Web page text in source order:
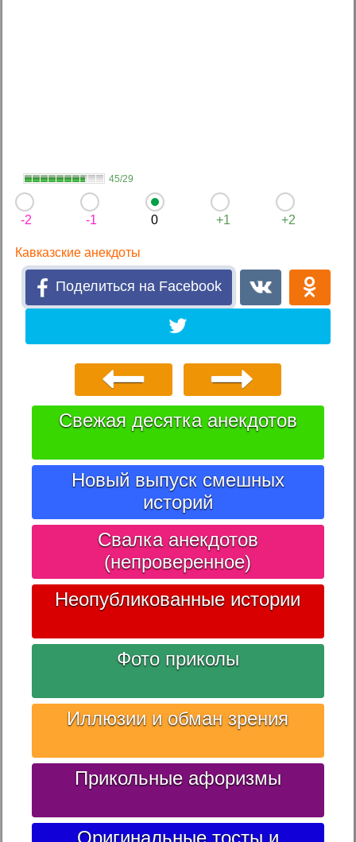
45/29
-2 -1 0 +1 +2
Кавказские анекдоты
Поделиться на Facebook
Свежая десятка анекдотов
Новый выпуск смешных
историй
Свалка анекдотов
(непроверенное)
Неопубликованные истории
Фото приколы
Иллюзии и обман зрения
Прикольные афоризмы
Оригинальные тосты и